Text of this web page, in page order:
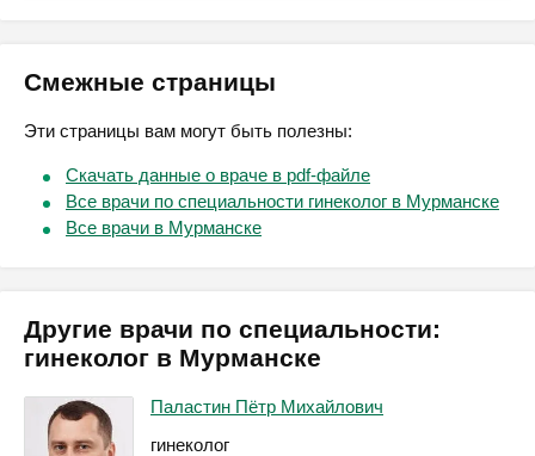
Смежные страницы
Эти страницы вам могут быть полезны:
Скачать данные о враче в pdf-файле
Все врачи по специальности гинеколог в Мурманске
Все врачи в Мурманске
Другие врачи по специальности:
гинеколог в Мурманске
Паластин Пётр Михайлович
гинеколог